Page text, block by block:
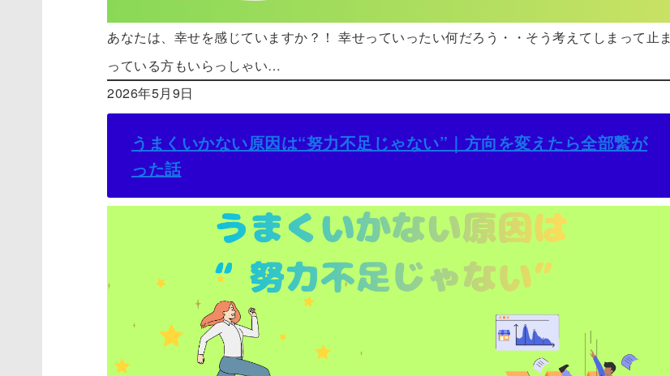
あなたは、幸せを感じていますか？！ 幸せっていったい何だろう・・そう考えてしまって止ま
っている方もいらっしゃい…
2026年5月9日
うまくいかない原因は“努力不足じゃない”｜方向を変えたら全部繋が
った話